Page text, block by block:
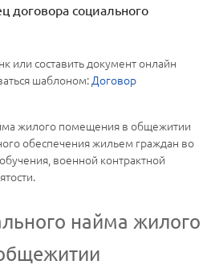
договора социального
или составить документ онлайн
шаблоном:Договор
жилого помещения в общежитии
обеспечения жильем граждан во
военной контрактной
найма жилого